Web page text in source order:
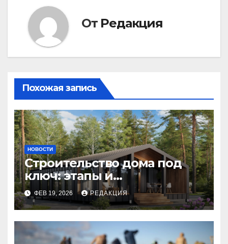
От Редакция
Похожая запись
НОВОСТИ
Строительство дома под
ключ: этапы и
планирование бюджета
ФЕВ 19, 2026 РЕДАКЦИЯ